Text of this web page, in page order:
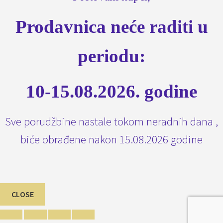
Prodavnica neće raditi u
periodu:
10-15.08.2026. godine
Sve porudžbine nastale tokom neradnih dana ,
biće obrađene nakon 15.08.2026 godine
CLOSE